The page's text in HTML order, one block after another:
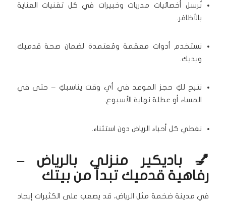
نُرسل أخصائيات مدربات وخبيرات في كل تقنيات العناية
بالأظافر.
نستخدم أدوات معقمة ومُعتمدة لضمان صحة قدميك
ويديك.
نتيح لكِ حجز الموعد في أي وقت يناسبكِ – حتى في
المساء أو عطلة نهاية الأسبوع.
نغطي كل أحياء الرياض دون استثناء.
💅 باديكير منزلي بالرياض –
رفاهية قدميك تبدأ من بيتك
في مدينة ضخمة مثل الرياض، قد يصعب على الكثيرات إيجاد